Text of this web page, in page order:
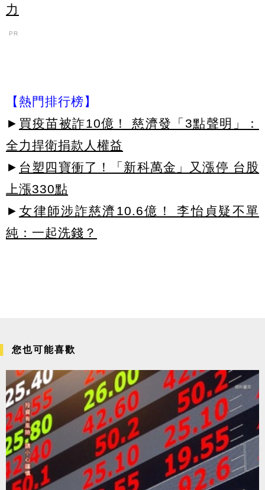
力
PR
【熱門排行榜】
► 買疫苗被詐10億！ 慈濟發「3點聲明」：
全力捍衛捐款人權益
► 台塑四寶衝了！「新科萬金」又漲停 台股
上漲330點
► 女律師涉詐慈濟10.6億！ 李怡貞疑不單
純：一起洗錢？
您也可能喜歡